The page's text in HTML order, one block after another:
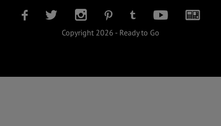
Copyright 2026 - Ready to Go